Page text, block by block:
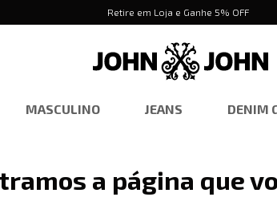
Retire em Loja e Ganhe 5% OFF
MASCULINO JEANS DENIM
a página que